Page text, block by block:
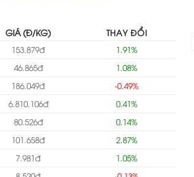
THAY ĐỔI
153.879đ
1.91%
46.865đ
1.08%
186.049đ
-0.49%
6.810.106đ
0.41%
80.526đ
0.14%
101.658đ
2.87%
7.981đ
1.05%